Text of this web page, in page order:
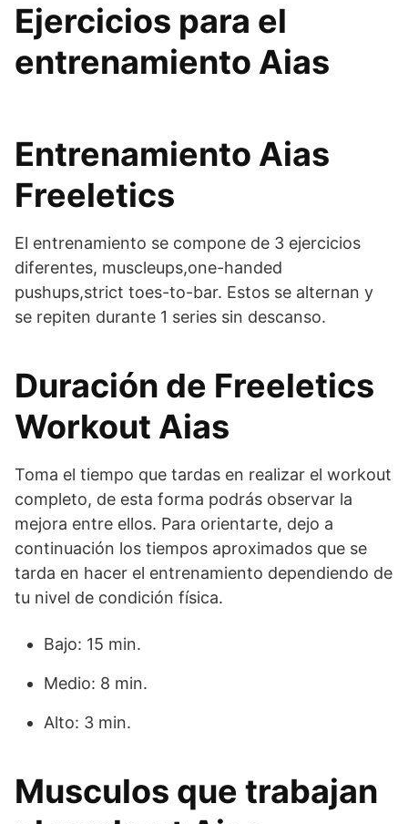
Ejercicios para el
entrenamiento Aias
Entrenamiento Aias
Freeletics
El entrenamiento se compone de 3 ejercicios
diferentes, muscleups,one-handed
pushups,strict toes-to-bar. Estos se alternan y
se repiten durante 1 series sin descanso.
Duración de Freeletics
Workout Aias
Toma el tiempo que tardas en realizar el workout
completo, de esta forma podrás observar la
mejora entre ellos. Para orientarte, dejo a
continuación los tiempos aproximados que se
tarda en hacer el entrenamiento dependiendo de
tu nivel de condición física.
Bajo: 15 min.
Medio: 8 min.
Alto: 3 min.
Musculos que trabajan